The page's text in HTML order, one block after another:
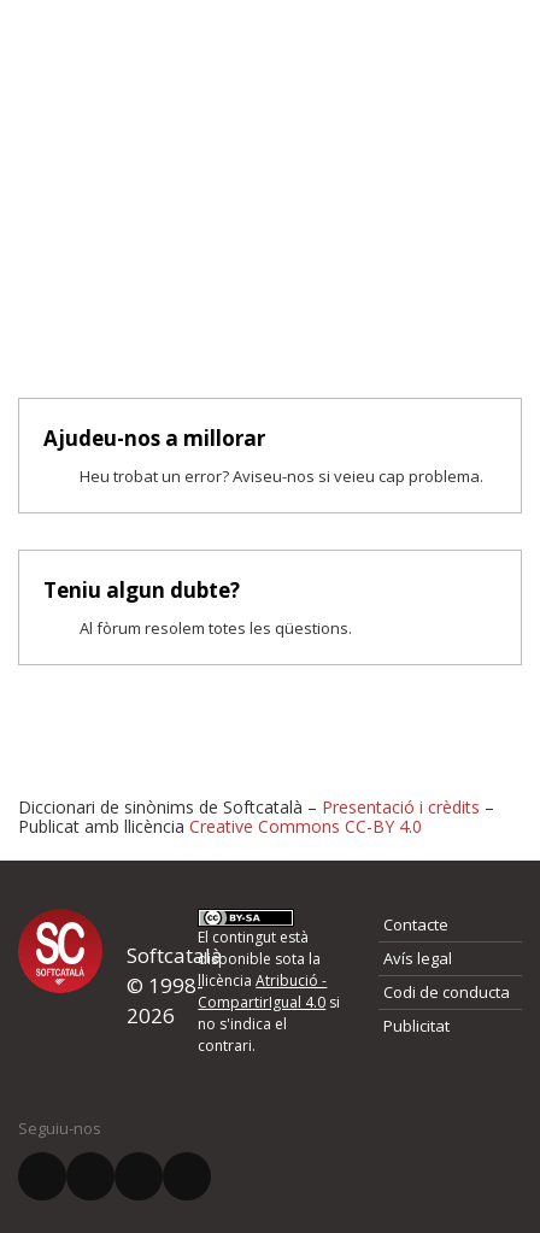
Ajudeu-nos a millorar
Heu trobat un error? Aviseu-nos si veieu cap problema.
Teniu algun dubte?
Al fòrum resolem totes les qüestions.
Proposeu-nos millores o
d'errors
Si heu trobat un error o voleu proposar alguna millora, ompliu els
quina és la millora que proposeu o l'error del qual voleu informar-
El vostre correu electrònic *
Diccionari de sinònims de Softcatalà – Presentació i crèdits –
Publicat amb llicència Creative Commons CC-BY 4.0
Softcatalà
© 1998-
2026
El contingut està
disponible sota la
llicènciaAtribució -
CompartirIgual 4.0 si
no s'indica el
contrari.
Contacte
Avís legal
Codi de conducta
Publicitat
Seguiu-nos